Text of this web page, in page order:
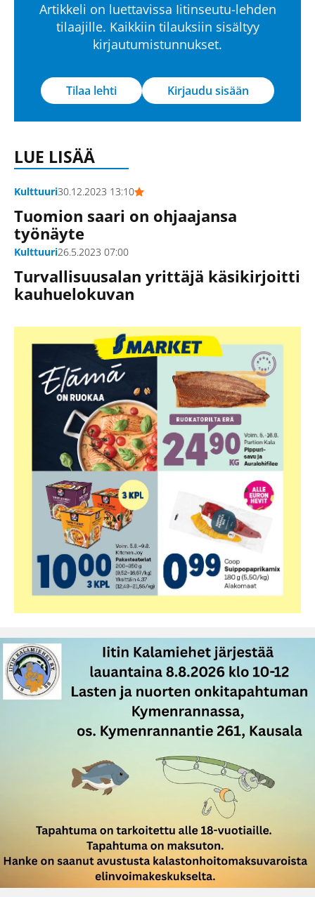
Artikkeli on luettavissa Iitinseutu-lehden
tilaajille. Kaikkiin tilauksiin sisältyy
kirjautumistunnukset.
Tilaa lehti Kirjaudu sisään
LUE LISÄÄ
Kulttuuri30.12.2023 13:10
Tuomion saari on ohjaajansa
työnäyte
Kulttuuri26.5.2023 07:00
Turvallisuusalan yrittäjä käsikirjoitti
kauhuelokuvan